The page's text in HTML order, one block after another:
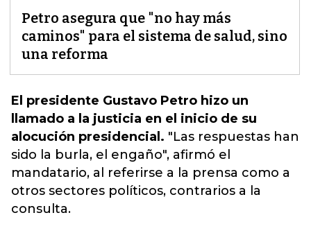
Petro asegura que "no hay más
caminos" para el sistema de salud, sino
una reforma
El presidente Gustavo Petro hizo un
llamado a la justicia en el inicio de su
alocución presidencial. "Las respuestas han
sido la burla, el engaño", afirmó el
mandatario, al referirse a la prensa como a
otros sectores políticos, contrarios a la
consulta.